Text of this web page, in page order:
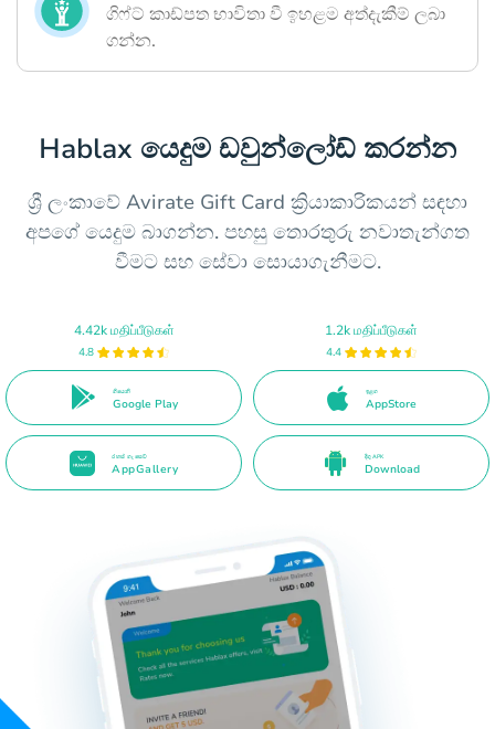
ගිෆ්ට් කාඩ්පත භාවිතා වී ඉහළම අත්දැකීම් ලබා
ගන්න.
Hablax යෙදුම ඩවුන්ලෝඩ් කරන්න
ශ්‍රී ලංකාවේ Avirate Gift Card ක්‍රියාකාරිකයන් සඳහා
අපගේ යෙදුම බාගන්න. පහසු තොරතුරු නවාතැන්ගත
වීමට සහ සේවා සොයාගැනීමට.
4.42k மதிப்பீடுகள்
4.8
ගියෙනි
Google Play
1.2k மதிப்பீடுகள்
4.4
ඉළග
AppStore
රහස් ගැසෙව්
AppGallery
දිගු APK
Download